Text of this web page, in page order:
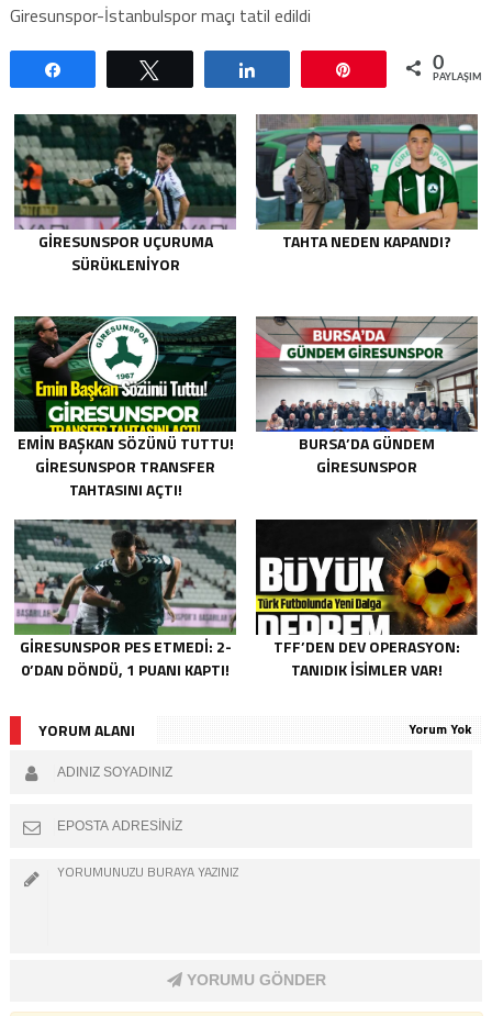
Giresunspor-İstanbulspor maçı tatil edildi
0
GIRESUNSPOR UÇURUMA
SÜRÜKLENIYOR
TAHTA NEDEN KAPANDI?
EMIN BAŞKAN SÖZÜNÜ TUTTU!
GIRESUNSPOR TRANSFER
TAHTASINI AÇTI!
BURSA’DA GÜNDEM
GIRESUNSPOR
GIRESUNSPOR PES ETMEDI: 2-
0’DAN DÖNDÜ, 1 PUANI KAPTI!
TFF’DEN DEV OPERASYON:
TANIDIK İSIMLER VAR!
YORUM ALANI Yorum Yok
YORUMU GÖNDER